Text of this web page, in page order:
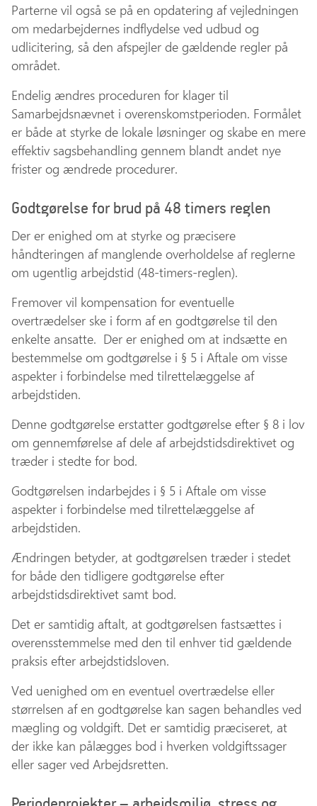
Parterne vil også se på en opdatering af vejledningen
om medarbejdernes indflydelse ved udbud og
udlicitering, så den afspejler de gældende regler på
området.
Endelig ændres proceduren for klager til
Samarbejdsnævnet i overenskomstperioden. Formålet
er både at styrke de lokale løsninger og skabe en mere
effektiv sagsbehandling gennem blandt andet nye
frister og ændrede procedurer.
Godtgørelse for brud på 48 timers reglen
Der er enighed om at styrke og præcisere
håndteringen af manglende overholdelse af reglerne
om ugentlig arbejdstid (48-timers-reglen).
Fremover vil kompensation for eventuelle
overtrædelser ske i form af en godtgørelse til den
enkelte ansatte. Der er enighed om at indsætte en
bestemmelse om godtgørelse i § 5 i Aftale om visse
aspekter i forbindelse med tilrettelæggelse af
arbejdstiden.
Denne godtgørelse erstatter godtgørelse efter § 8 i lov
om gennemførelse af dele af arbejdstidsdirektivet og
træder i stedte for bod.
Godtgørelsen indarbejdes i § 5 i Aftale om visse
aspekter i forbindelse med tilrettelæggelse af
arbejdstiden.
Ændringen betyder, at godtgørelsen træder i stedet
for både den tidligere godtgørelse efter
arbejdstidsdirektivet samt bod.
Det er samtidig aftalt, at godtgørelsen fastsættes i
overensstemmelse med den til enhver tid gældende
praksis efter arbejdstidsloven.
Ved uenighed om en eventuel overtrædelse eller
størrelsen af en godtgørelse kan sagen behandles ved
mægling og voldgift. Det er samtidig præciseret, at
der ikke kan pålægges bod i hverken voldgiftssager
eller sager ved Arbejdsretten.